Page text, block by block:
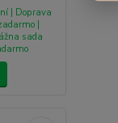
| Doprava
|
sada